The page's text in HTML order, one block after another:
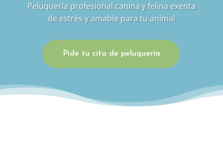
Peluquería profesional canina y felina exenta
de estrés y amable para tu animal
Pide tu cita de peluquería